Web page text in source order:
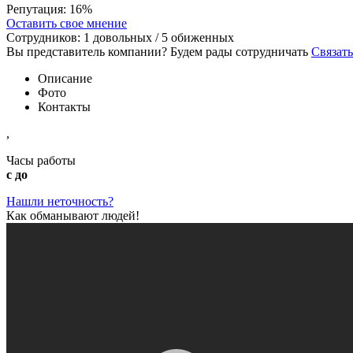
Репутация: 16%
Оставить свое мнение
Сотрудников: 1 довольных / 5 обиженных
Вы представитель компании? Будем рады сотрудничать
Описание
Фото
Контакты
,
Часы работы
с до
Нашли неточность?
Как обманывают людей!